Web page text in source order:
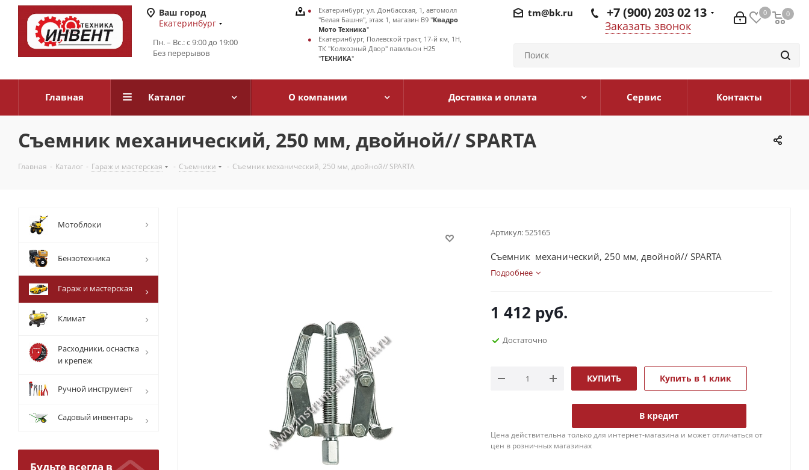
Ваш город
Екатеринбург
Пн. – Вс.: с 9:00 до 19:00
Без перерывов
0 0
0
+7 (900) 203 02 13
Заказать звонок
tm@bk.ru
Екатеринбург, ул. Донбасская, 1, автомолл
"Белая Башня", этаж 1, магазин В9 "Квадро
Мото Техника"
Екатеринбург, Полевской тракт, 17-й км, 1Н,
ТК "Колхозный Двор" павильон Н25
"ТЕХНИКА"
Главная Каталог О компании Доставка и оплата Сервис Контакты
Съемник механический, 250 мм, двойной// SPARTA
Главная - Каталог - Гараж и мастерская - Съемники - Съемник механический, 250 мм, двойной// SPARTA
Артикул: 525165
Съемник механический, 250 мм, двойной// SPARTA
Подробнее
1 412 руб.
Достаточно
КУПИТЬ Купить в 1 клик
В кредит
Цена действительна только для интернет-магазина и может отличаться от
цен в розничных магазинах
Мотоблоки
Бензотехника
Гараж и мастерская
Климат
Расходники, оснастка
и крепеж
Ручной инструмент
Садовый инвентарь
Будьте всегда в